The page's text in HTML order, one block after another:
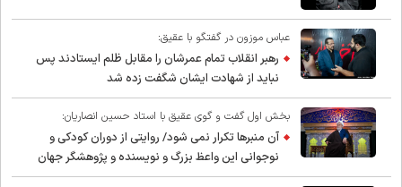
عباس موزون در گفتگو با عقیق:
رهبر انقلاب تمام عمرشان را مقابل ظلم ایستادند پس
نباید از شهادت ایشان شگفت زده شد
بخش اول گفت و گوی عقیق با استاد حسین انصاریان:
آن منبرها تکرار نمی شود/ روایتی از دوران کودکی و
نوجوانی این واعظ بزرگ و نویسنده و پژوهشگر جهان
اسلام